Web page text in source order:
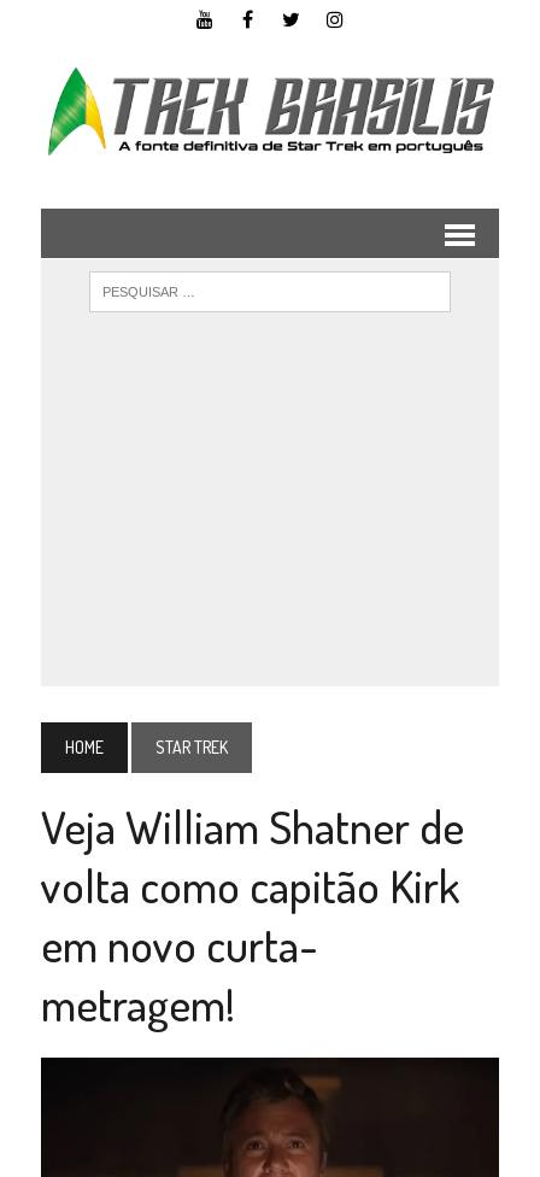
HOME STAR TREK
Veja William Shatner de
volta como capitão Kirk
em novo curta-
metragem!